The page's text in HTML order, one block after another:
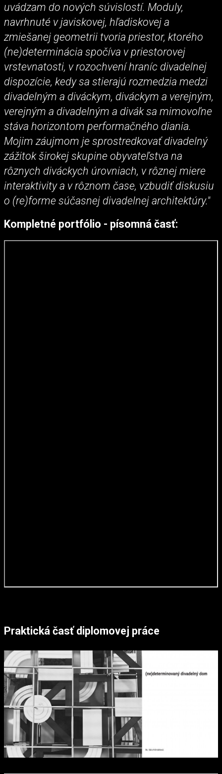
uvádzam do nových súvislostí. Moduly,
navrhnuté v javiskovej, hľadiskovej a
zmiešanej geometrii tvoria priestor, ktorého
(ne)determinácia spočíva v priestorovej
vrstevnatosti, v rozochvení hraníc divadelnej
dispozície, kedy sa stierajú rozmedzia medzi
divadelným a diváckym, diváckym a verejným,
verejným a divadelným a divák sa mimovoľne
stáva horizontom performačného diania.
Mojim záujmom je sprostredkovať divadelný
zážitok širokej skupine obyvateľstva na
rôznych diváckych úrovniach, v rôznej miere
interaktivity a v rôznom čase, vzbudiť diskusiu
o (re)forme súčasnej divadelnej architektúry."
Kompletné portfólio - písomná časť:
Praktická časť diplomovej práce